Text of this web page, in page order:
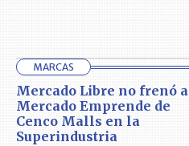
MARCAS
Mercado Libre no frenó a
Mercado Emprende de
Cenco Malls en la
Superindustria